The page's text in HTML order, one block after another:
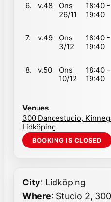
6.
v.48
Ons
26/11
18:40 -
19:40
7.
v.49
Ons
3/12
18:40 -
19:40
8.
v.50
Ons
10/12
18:40 -
19:40
Venues
300 Dancestudio,
Lidköping
City: Lidköping
Where: Studio 2,